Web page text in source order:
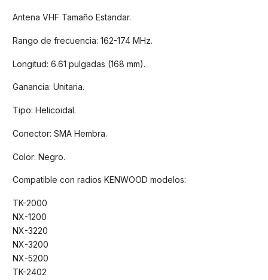
Antena VHF Tamaño Estandar.
Rango de frecuencia: 162-174 MHz.
Longitud: 6.61 pulgadas (168 mm).
Ganancia: Unitaria.
Tipo: Helicoidal.
Conector: SMA Hembra.
Color: Negro.
Compatible con radios KENWOOD modelos:
TK-2000
NX-1200
NX-3220
NX-3200
NX-5200
TK-2402